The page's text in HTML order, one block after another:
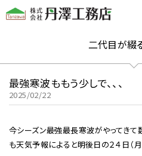
二代目が綴
最強寒波ももう少しで、、、
2025/02/22
今シーズン最強最長寒波がやってきて
も天気予報によると明後日の２４日（月